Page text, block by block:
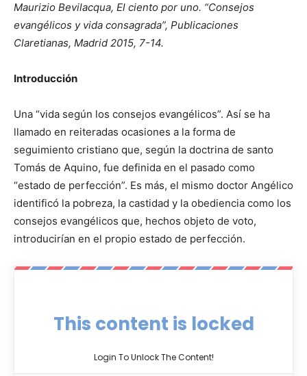
Maurizio Bevilacqua, El ciento por uno. “Consejos
evangélicos y vida consagrada”, Publicaciones
Claretianas, Madrid 2015, 7-14.
Introducción
Una “vida según los consejos evangélicos”. Así se ha
llamado en reiteradas ocasiones a la forma de
seguimiento cristiano que, según la doctrina de santo
Tomás de Aquino, fue definida en el pasado como
“estado de perfección”. Es más, el mismo doctor Angélico
identificó la pobreza, la castidad y la obediencia como los
consejos evangélicos que, hechos objeto de voto,
introducirían en el propio estado de perfección.
This content is locked
Login To Unlock The Content!